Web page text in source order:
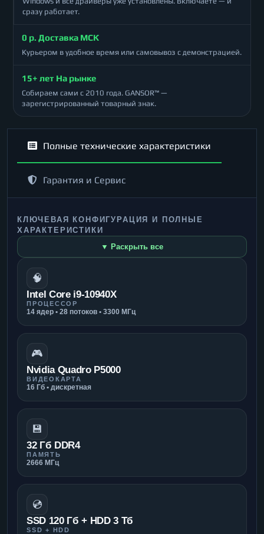
сразу работает.
0 р. Доставка МСК
Курьером в удобное время или самовывоз с демонстрацией.
15+ лет На рынке
Собираем сами с 2010 года. GANSOR™ —
зарегистрированный товарный знак.
Полные технические характеристики
Гарантия и Сервис
КЛЮЧЕВАЯ КОНФИГУРАЦИЯ И ПОЛНЫЕ
ХАРАКТЕРИСТИКИ
▼ Раскрыть все
🧠
Intel Core i9-10940X
ПРОЦЕССОР
14 ядер • 28 потоков • 3300 МГц
🎮
Nvidia Quadro P5000
ВИДЕОКАРТА
16 Гб • дискретная
💾
32 Гб DDR4
ПАМЯТЬ
2666 МГц
💿
SSD 120 Гб + HDD 3 Тб
SSD + HDD